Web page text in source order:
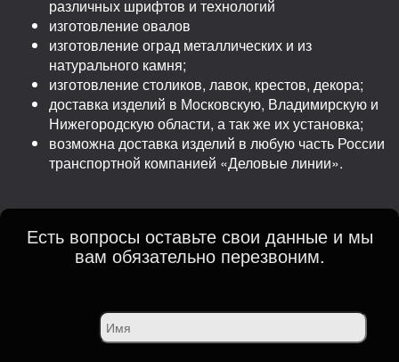
различных шрифтов и технологий
изготовление овалов
изготовление оград металлических и из
натурального камня;
изготовление столиков, лавок, крестов, декора;
доставка изделий в Московскую, Владимирскую и
Нижегородскую области, а так же их установка;
возможна доставка изделий в любую часть России
транспортной компанией «Деловые линии».
Есть вопросы оставьте свои данные и мы
вам обязательно перезвоним.